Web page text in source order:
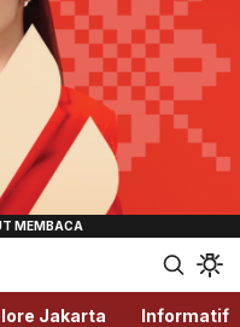
Disini!Jakarta Informatif